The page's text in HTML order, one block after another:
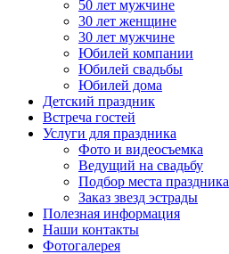
50 лет мужчине
30 лет женщине
30 лет мужчине
Юбилей компании
Юбилей свадьбы
Юбилей дома
Детский праздник
Встреча гостей
Услуги для праздника
Фото и видеосъемка
Ведущий на свадьбу
Подбор места праздника
Заказ звезд эстрады
Полезная информация
Наши контакты
Фотогалерея